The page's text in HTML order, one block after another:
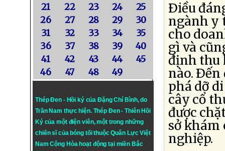
21
22 23 24
25
26
27 28 29
30
31
32 33 34
35
36
37 38 39
40
41
42 43 44
45
46
47 48 49
Thép Đen - Hồi ký của Đặng Chí Bình, do
Trần Nam thực hiện. Thép Đen- Thiên Hồi
Ký của một điện viên, một trong những
chiến sĩ của bóng tối thuộc Quân Lực Việt
Nam Cộng Hòa hoạt động tại miền Bắc
Ðiều
ngành y
cho
gì và
định thu
nào. Ðến
phá dỡ
cây cổ
được
sở khám
nghiệp.